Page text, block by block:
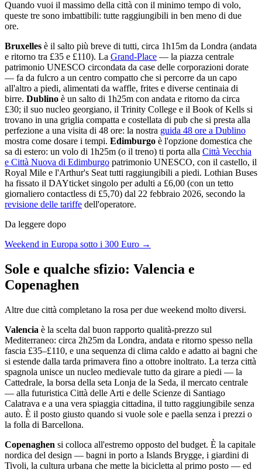
Quando vuoi il massimo della città con il minimo tempo di volo,
queste tre sono imbattibili: tutte raggiungibili in ben meno di due
ore.
Bruxelles è il salto più breve di tutti, circa 1h15m da Londra (andata
e ritorno tra £35 e £110). La Grand-Place — la piazza centrale
patrimonio UNESCO circondata da case delle corporazioni dorate
— fa da fulcro a un centro compatto che si percorre da un capo
all'altro a piedi, alimentati da waffle, frites e diverse centinaia di
birre. Dublino è un salto di 1h25m con andata e ritorno da circa
£30; il suo nucleo georgiano, il Trinity College e il Book of Kells si
trovano in una griglia compatta e costellata di pub che si presta alla
perfezione a una visita di 48 ore: la nostra guida 48 ore a Dublino
mostra come dosare i tempi. Edimburgo è l'opzione domestica che
sa di estero: un volo di 1h25m (o il treno) ti porta alla Città Vecchia
e Città Nuova di Edimburgo patrimonio UNESCO, con il castello, il
Royal Mile e l'Arthur's Seat tutti raggiungibili a piedi. Lothian Buses
ha fissato il DAYticket singolo per adulti a £6,00 (con un tetto
giornaliero contactless di £5,70) dal 22 febbraio 2026, secondo la
revisione delle tariffe dell'operatore.
Da leggere dopo
Weekend in Europa sotto i 300 Euro →
Sole e qualche sfizio: Valencia e
Copenaghen
Altre due città completano la rosa per due weekend molto diversi.
Valencia è la scelta dal buon rapporto qualità-prezzo sul
Mediterraneo: circa 2h25m da Londra, andata e ritorno spesso nella
fascia £35–£110, e una sequenza di clima caldo e adatto ai bagni che
si estende dalla tarda primavera fino a ottobre inoltrato. La terza città
spagnola unisce un nucleo medievale tutto da girare a piedi — la
Cattedrale, la borsa della seta Lonja de la Seda, il mercato centrale
— alla futuristica Città delle Arti e delle Scienze di Santiago
Calatrava e a una vera spiaggia cittadina, il tutto raggiungibile senza
auto. È il posto giusto quando si vuole sole e paella senza i prezzi o
la folla di Barcellona.
Copenaghen si colloca all'estremo opposto del budget. È la capitale
nordica del design — bagni in porto a Islands Brygge, i giardini di
Tivoli, la cultura urbana che mette la bicicletta al primo posto — ed